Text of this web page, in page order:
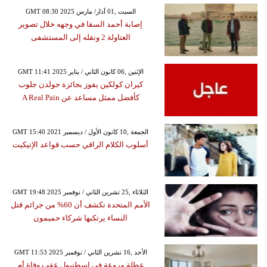
GMT 08:30 2025 السبت ,01 آذار/ مارس
إصابة أحمد السقا في وجهه خلال تصوير
العتاولة 2 ونقله إلى المستشفى
GMT 11:41 2025 الإثنين ,06 كانون الثاني / يناير
كيران كولكين يفوز بجائزة جولدن جلوب
كأفضل ممثل مساعد عن A Real Pain
GMT 15:40 2021 الجمعة ,10 كانون الأول / ديسمبر
أسلوب الكلام الراقي حسب قواعد الإتيكيت
GMT 19:48 2025 الثلاثاء ,25 تشرين الثاني / نوفمبر
الأمم المتحدة تكشف أن 60% من جرائم قتل
النساء يرتكبها شركاء حميمون
GMT 11:53 2025 الأحد ,16 تشرين الثاني / نوفمبر
عطلة مروعة في إسطنبول عقب وفاة أم